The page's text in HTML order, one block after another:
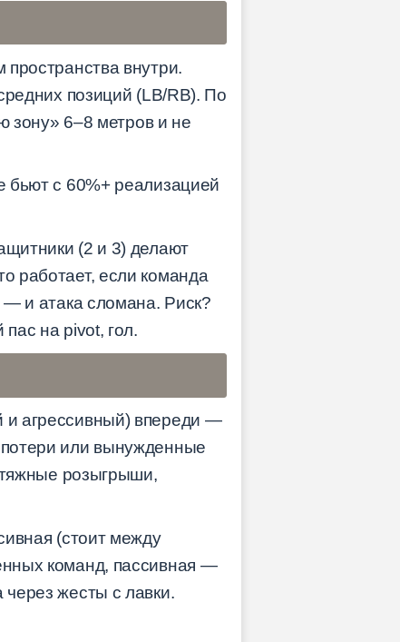
внутри.
позиций (LB/RB). По
зону» 6–8 метров и не
бьют с 60%+ реализацией
(2 и 3) делают
работает, если команда
и атака сломана. Риск?
на pivot, гол.
и агрессивный) впереди —
или вынужденные
розыгрыши,
(стоит между
команд, пассивная —
жесты с лавки.